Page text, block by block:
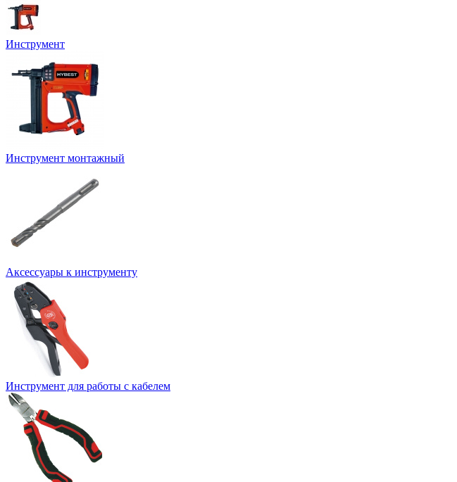
Инструмент
Инструмент монтажный
Аксессуары к инструменту
Инструмент для работы с кабелем